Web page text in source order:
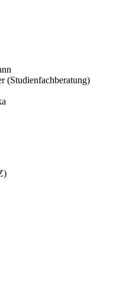
(Studienfachberatung)